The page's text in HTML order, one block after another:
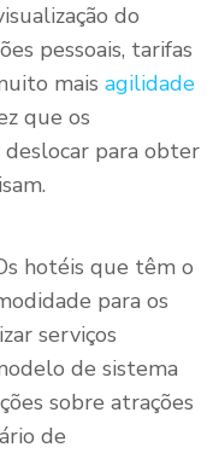
do
pessoais, tarifas
mais agilidade
que os
deslocar para obter
hotéis que têm o
para os
serviços
de sistema
sobre atrações
de